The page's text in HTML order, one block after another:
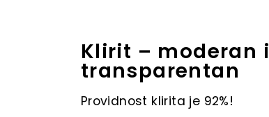
Klirit – moderan i
transparentan
Providnost klirita je 92%!